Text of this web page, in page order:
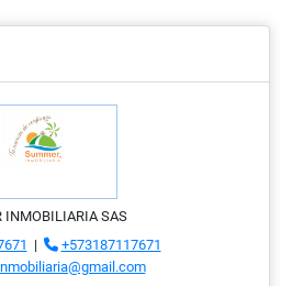
INMOBILIARIA SAS
|
+573187117671